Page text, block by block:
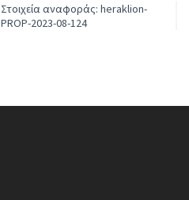
Στοιχεία αναφοράς: heraklion-
PROP-2023-08-124